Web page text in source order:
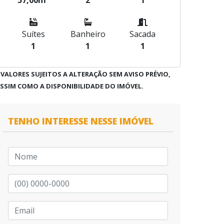
Suítes
1
Banheiro
1
Sacada
1
SUJEITOS A ALTERAÇÃO SEM AVISO PRÉVIO,
COMO A DISPONIBILIDADE DO IMÓVEL.
TENHO INTERESSE NESSE IMÓVEL